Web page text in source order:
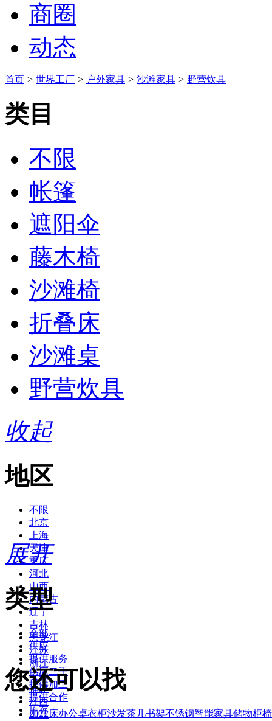
商圈
动态
首页 > 世界工厂 > 户外家具 > 沙滩家具 > 野营炊具
类目
不限
帐篷
遮阳伞
藤木椅
沙滩椅
折叠床
沙滩桌
野营炊具
收起
地区
不限
北京
上海
天津
重庆
河北
山西
内蒙古
辽宁
吉林
黑龙江
江苏
浙江
安徽
福建
江西
山东
展开
类型
全部
供应
提供服务
供应二手
提供加工
提供合作
库存
您还可以找
2022床办公桌衣柜沙发茶几书架不锈钢智能家具储物柜